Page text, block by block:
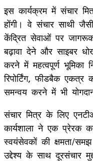
इस कार्यक्रम में संचार
होंगी। वे संचार साथी
केंद्रित सेवाओं पर
बढ़ावा देने और साइबर
करने में महत्वपूर्ण भूमिका
रिपोर्टिंग, फीडबैक
समन्वय करने में भी
संचार मित्र के लिए
कार्यशाला ने एक प्रेरक
स्वयंसेवकों की क्षमता/
उद्देश्‍य के साथ दूरसंचार